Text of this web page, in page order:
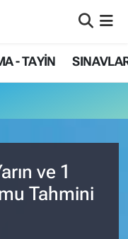
- TAYİN
ve 1
Tahmini